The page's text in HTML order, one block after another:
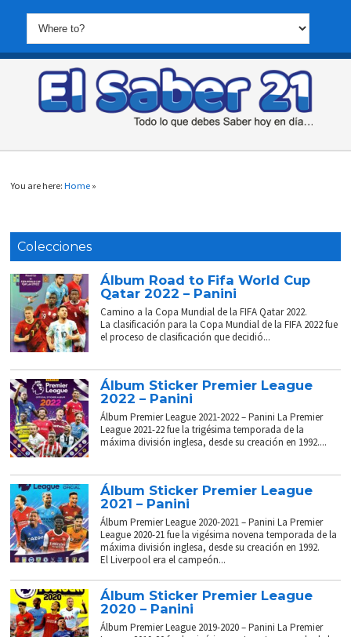
You are here:Home »
Colecciones
Álbum Road to Fifa World Cup
Qatar 2022 – Panini
Camino a la Copa Mundial de la FIFA Qatar 2022.
La clasificación para la Copa Mundial de la FIFA 2022 fue
el proceso de clasificación que decidió...
Álbum Sticker Premier League
2022 – Panini
Álbum Premier League 2021-2022 – Panini La Premier
League 2021-22 fue la trigésima temporada de la
máxima división inglesa, desde su creación en 1992....
Álbum Sticker Premier League
2021 – Panini
Álbum Premier League 2020-2021 – Panini La Premier
League 2020-21 fue la vigésima novena temporada de la
máxima división inglesa, desde su creación en 1992.
El Liverpool era el campeón...
Álbum Sticker Premier League
2020 – Panini
Álbum Premier League 2019-2020 – Panini La Premier